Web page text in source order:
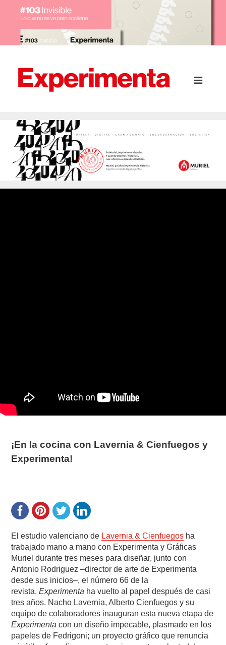
¡En la cocina con Lavernia & Cienfuegos y
Experimenta!
El estudio valenciano de Lavernia & Cienfuegos ha
trabajado mano a mano con Experimenta y Gráficas
Muriel durante tres meses para diseñar, junto con
Antonio Rodriguez –director de arte de Experimenta
desde sus inicios–, el número 66 de la
revista.Experimenta ha vuelto al papel después de casi
tres años. Nacho Lavernia, Alberto Cienfuegos y su
equipo de colaboradores inauguran esta nueva etapa de
Experimenta con un diseño impecable, plasmado en los
papeles de Fedrigoni; un proyecto gráfico que renuncia